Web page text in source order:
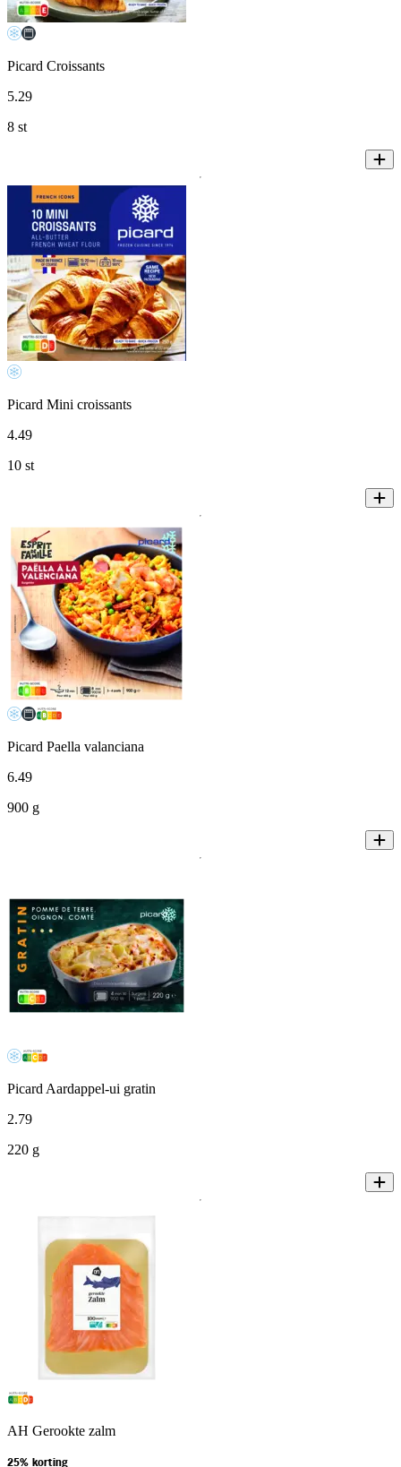
Picard Croissants
5.29
8 st
Picard Mini croissants
4.49
10 st
Picard Paella valanciana
6.49
900 g
Picard Aardappel-ui gratin
2.79
220 g
AH Gerookte zalm
25% korting